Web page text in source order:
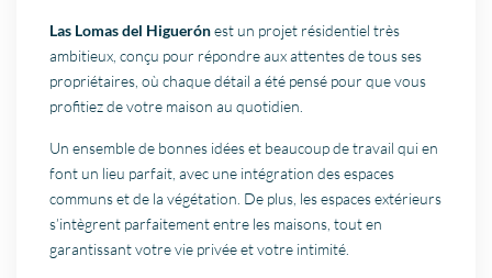
Las Lomas del Higuerónest un projet résidentiel très
ambitieux, conçu pour répondre aux attentes de tous ses
propriétaires, où chaque détail a été pensé pour que vous
profitiez de votre maison au quotidien.
Un ensemble de bonnes idées et beaucoup de travail qui en
font un lieu parfait, avec une intégration des espaces
communs et de la végétation. De plus, les espaces extérieurs
s’intègrent parfaitement entre les maisons, tout en
garantissant votre vie privée et votre intimité.